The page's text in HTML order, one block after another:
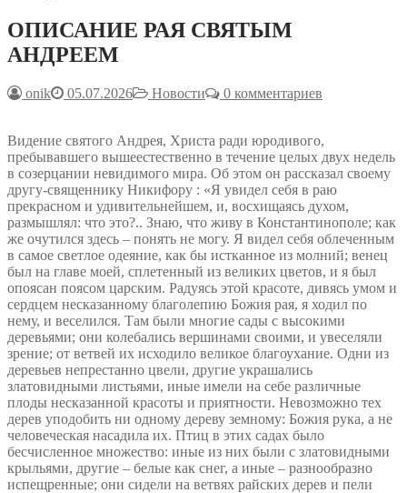
ОПИСАНИЕ РАЯ СВЯТЫМ
АНДРЕЕМ
onik 05.07.2026 Новости 0 комментариев
Видение святого Андрея, Христа ради юродивого,
пребывавшего вышеестественно в течение целых двух недель
в созерцании невидимого мира. Об этом он рассказал своему
другу-священнику Никифору : «Я увидел себя в раю
прекрасном и удивительнейшем, и, восхищаясь духом,
размышлял: что это?.. Знаю, что живу в Константинополе; как
же очутился здесь – понять не могу. Я видел себя облеченным
в самое светлое одеяние, как бы истканное из молний; венец
был на главе моей, сплетенный из великих цветов, и я был
опоясан поясом царским. Радуясь этой красоте, дивясь умом и
сердцем несказанному благолепию Божия рая, я ходил по
нему, и веселился. Там были многие сады с высокими
деревьями; они колебались вершинами своими, и увеселяли
зрение; от ветвей их исходило великое благоухание. Одни из
деревьев непрестанно цвели, другие украшались
златовидными листьями, иные имели на себе различные
плоды несказанной красоты и приятности. Невозможно тех
дерев уподобить ни одному дереву земному: Божия рука, а не
человеческая насадила их. Птиц в этих садах было
бесчисленное множество: иные из них были с златовидными
крыльями, другие – белые как снег, а иные – разнообразно
испещренные; они сидели на ветвях райских дерев и пели